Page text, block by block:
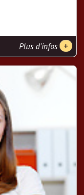
Plus d'infos +